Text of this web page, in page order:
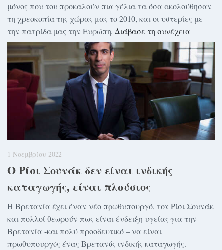
μόνος που του προκαλούν πια γέλια τα όσα ακολούθησαν
τη χρεοκοπία της χώρας μας το 2010, και οι υστερίες με
την πατρίδα μας την Ευρώπη. Διάβασε τη συνέχεια
1 Νοεμβρίου 2022
Ο Ρίσι Σουνάκ δεν είναι ινδικής
καταγωγής, είναι πλούσιος
Η Βρετανία έχει έναν νέο πρωθυπουργό, τον Ρίσι Σουνάκ
και πολλοί θεωρούν πως είναι ένδειξη υγείας για την
Βρετανία -και πολύ προοδευτικό – να είναι
πρωθυπουργός ένας Βρετανός ινδικής καταγωγής.